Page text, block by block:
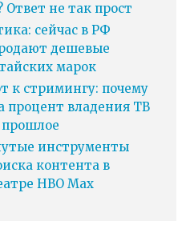
не так прост
сейчас в РФ
дешевые
марок
к стримингу: почему
процент владения ТВ
инструменты
контента в
HBO Max